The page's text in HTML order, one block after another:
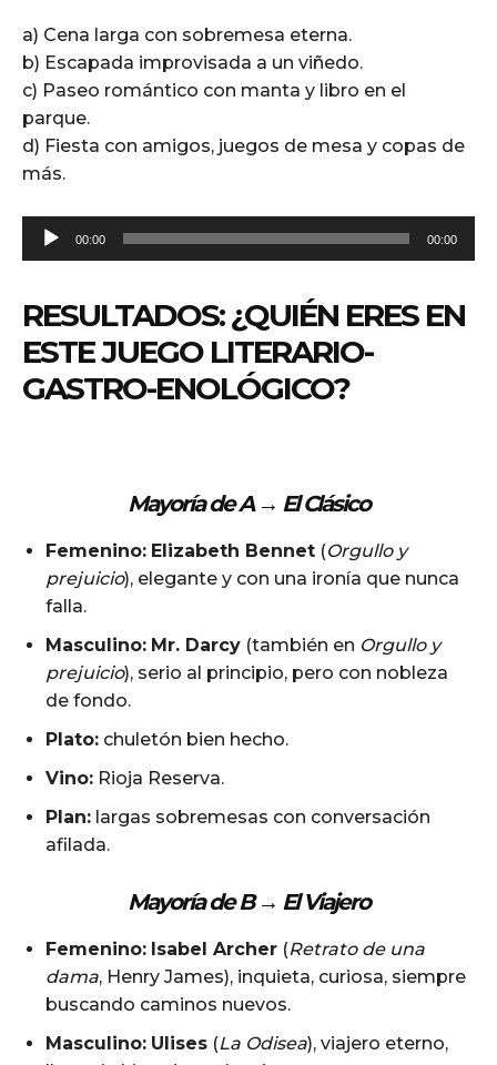
a) Cena larga con sobremesa eterna.
b) Escapada improvisada a un viñedo.
c) Paseo romántico con manta y libro en el
parque.
d) Fiesta con amigos, juegos de mesa y copas de
más.
u
i
o
P
l
00:00 00:00
RESULTADOS: ¿QUIÉN ERES EN
ESTE JUEGO LITERARIO-
GASTRO-ENOLÓGICO?
Mayoría de A → El Clásico
Femenino: Elizabeth Bennet (Orgullo y
prejuicio), elegante y con una ironía que nunca
falla.
Masculino: Mr. Darcy (también en Orgullo y
prejuicio), serio al principio, pero con nobleza
de fondo.
Plato: chuletón bien hecho.
Vino: Rioja Reserva.
Plan: largas sobremesas con conversación
afilada.
Mayoría de B → El Viajero
Femenino: Isabel Archer (Retrato de una
dama, Henry James), inquieta, curiosa, siempre
buscando caminos nuevos.
Masculino: Ulises (La Odisea), viajero eterno,